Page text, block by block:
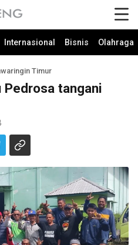
Internasional Bisnis Olahraga
Timur
Pedrosa tangani